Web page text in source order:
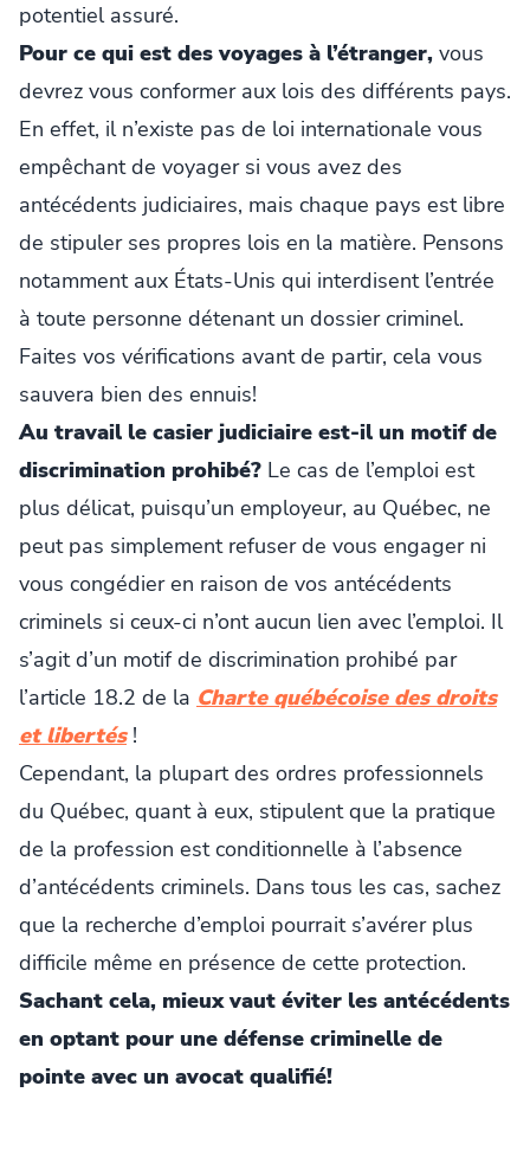
potentiel assuré.
Pour ce qui est des voyages à l’étranger, vous
devrez vous conformer aux lois des différents pays.
En effet, il n’existe pas de loi internationale vous
empêchant de voyager si vous avez des
antécédents judiciaires, mais chaque pays est libre
de stipuler ses propres lois en la matière. Pensons
notamment aux États-Unis qui interdisent l’entrée
à toute personne détenant un dossier criminel.
Faites vos vérifications avant de partir, cela vous
sauvera bien des ennuis!
Au travail le casier judiciaire est-il un motif de
discrimination prohibé? Le cas de l’emploi est
plus délicat, puisqu’un employeur, au Québec, ne
peut pas simplement refuser de vous engager ni
vous congédier en raison de vos antécédents
criminels si ceux-ci n’ont aucun lien avec l’emploi. Il
s’agit d’un motif de discrimination prohibé par
l’article 18.2 de la Charte québécoise des droits
et libertés!
Cependant, la plupart des ordres professionnels
du Québec, quant à eux, stipulent que la pratique
de la profession est conditionnelle à l’absence
d’antécédents criminels. Dans tous les cas, sachez
que la recherche d’emploi pourrait s’avérer plus
difficile même en présence de cette protection.
Sachant cela, mieux vaut éviter les antécédents
en optant pour une défense criminelle de
pointe avec un avocat qualifié!